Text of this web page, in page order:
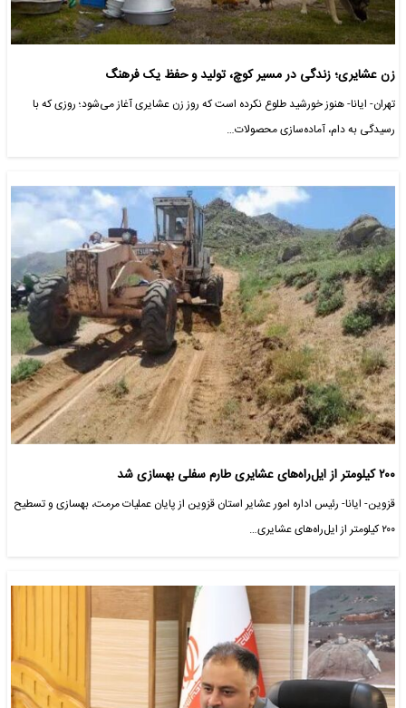
زن عشایری؛ زندگی در مسیر کوچ، تولید و حفظ یک فرهنگ
تهران- ایانا- هنوز خورشید طلوع نکرده است که روز زن عشایری آغاز می‌شود؛ روزی که با
رسیدگی به دام، آماده‌سازی محصولات…
۲۰۰ کیلومتر از ایل‌راه‌های عشایری طارم سفلی بهسازی شد
قزوین- ایانا- رئیس اداره امور عشایر استان قزوین از پایان عملیات مرمت، بهسازی و تسطیح
۲۰۰ کیلومتر از ایل‌راه‌های عشایری…